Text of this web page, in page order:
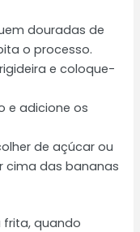
douradas de
o processo.
e coloque-
e adicione os
de açúcar ou
cima das bananas
quando